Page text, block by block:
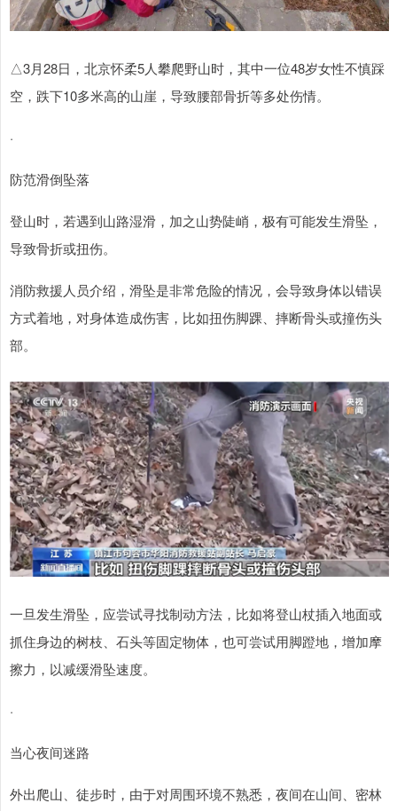
△3月28日，北京怀柔5人攀爬野山时，其中一位48岁女性不慎踩
空，跌下10多米高的山崖，导致腰部骨折等多处伤情。
·
防范滑倒坠落
登山时，若遇到山路湿滑，加之山势陡峭，极有可能发生滑坠，
导致骨折或扭伤。
消防救援人员介绍，滑坠是非常危险的情况，会导致身体以错误
方式着地，对身体造成伤害，比如扭伤脚踝、摔断骨头或撞伤头
部。
一旦发生滑坠，应尝试寻找制动方法，比如将登山杖插入地面或
抓住身边的树枝、石头等固定物体，也可尝试用脚蹬地，增加摩
擦力，以减缓滑坠速度。
·
当心夜间迷路
外出爬山、徒步时，由于对周围环境不熟悉，夜间在山间、密林